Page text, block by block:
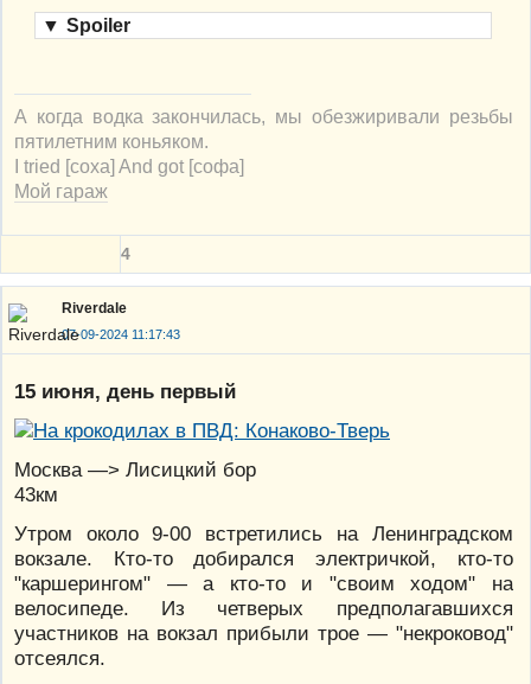
▼ Spoiler
А когда водка закончилась, мы обезжиривали резьбы
пятилетним коньяком.
I tried [соха] And got [софа]
Мой гараж
4
Riverdale
07-09-2024 11:17:43
15 июня, день первый
Москва —> Лисицкий бор
43км
Утром около 9-00 встретились на Ленинградском
вокзале. Кто-то добирался электричкой, кто-то
"каршерингом" — а кто-то и "своим ходом" на
велосипеде. Из четверых предполагавшихся
участников на вокзал прибыли трое — "некроковод"
отсеялся.